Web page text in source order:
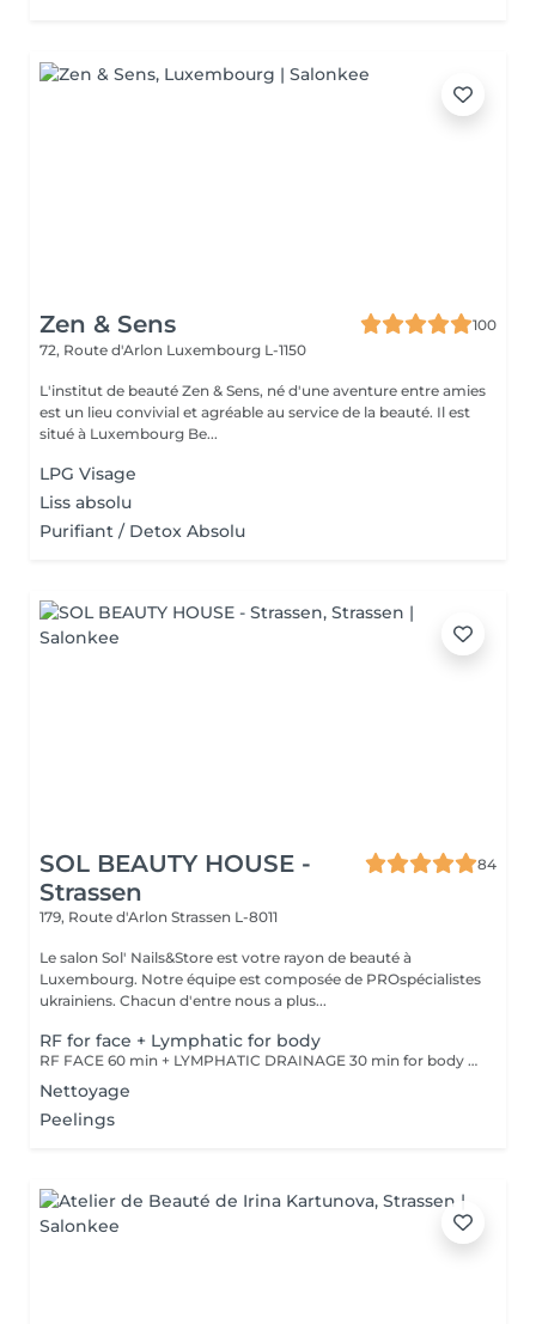
Zen & Sens
100
72, Route d'Arlon Luxembourg L-1150
L'institut de beauté Zen & Sens, né d'une aventure entre amies
est un lieu convivial et agréable au service de la beauté. Il est
situé à Luxembourg Be...
LPG Visage
Liss absolu
Purifiant / Detox Absolu
SOL BEAUTY HOUSE -
Strassen
84
179, Route d'Arlon Strassen L-8011
Le salon Sol' Nails&Store est votre rayon de beauté à
Luxembourg. Notre équipe est composée de PROspécialistes
ukrainiens. Chacun d'entre nous a plus...
RF for face + Lymphatic for body
RF FACE 60 min + LYMPHATIC DRAINAGE 30 min for body Your face lifts. Your body drains. Two systems working together to provide the full experience.
Nettoyage
Peelings